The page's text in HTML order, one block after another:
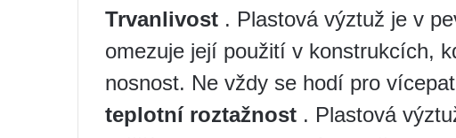
Trvanlivost . Plastová výztuž je v
omezuje její použití v konstrukcích,
nosnost. Ne vždy se hodí pro
teplotní roztažnost . Plastová